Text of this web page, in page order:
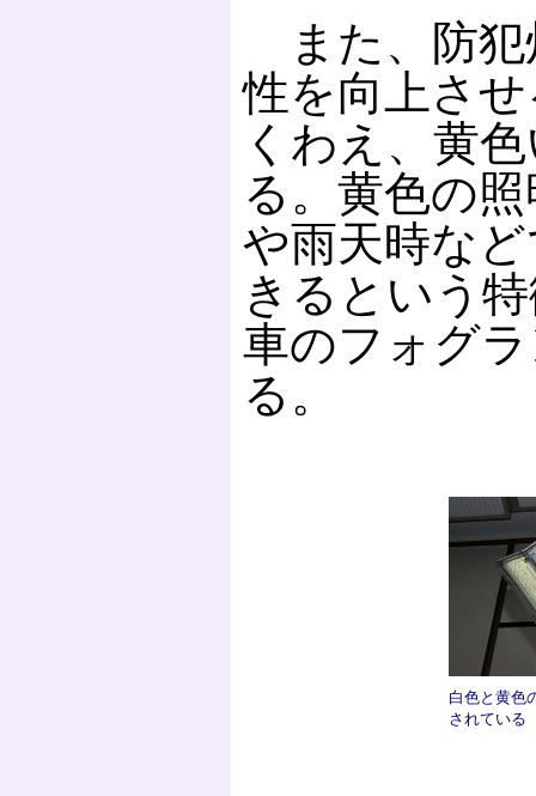
また、防犯
性を向上さ
くわえ、黄
る。黄色の
や雨天時な
きるという
車のフォグ
る。
白色と黄色
されている